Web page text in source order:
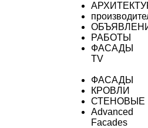
РАБОТЫ
ФАСАДЫ
TV
ФАСАДЫ
КРОВЛИ
СТЕНОВЫЕ
Advanced
Facades